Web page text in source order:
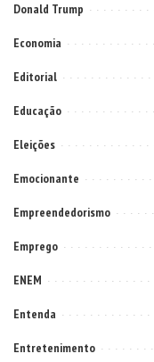
Donald Trump
Economia
Editorial
Educação
Eleições
Emocionante
Empreendedorismo
Emprego
ENEM
Entenda
Entretenimento